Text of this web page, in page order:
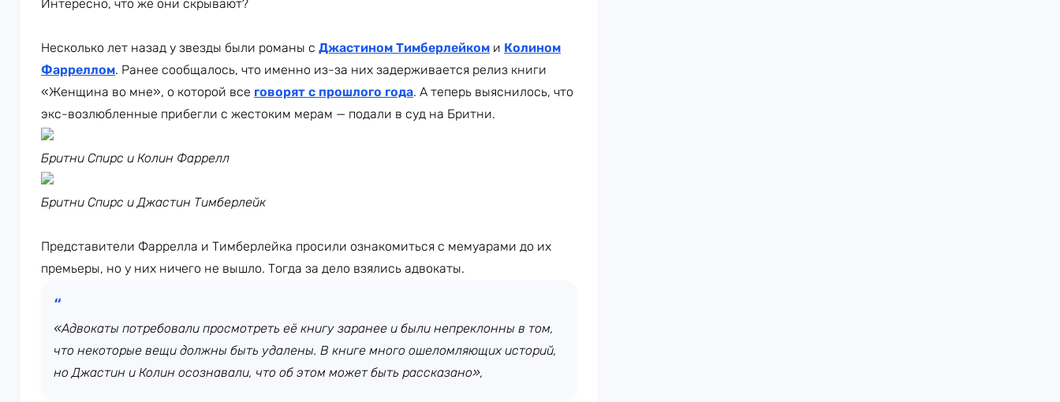
Интересно, что же они скрывают?
Несколько лет назад у звезды были романы с Джастином Тимберлейком и Колином
Фарреллом. Ранее сообщалось, что именно из-за них задерживается релиз книги
«Женщина во мне», о которой все говорят с прошлого года. А теперь выяснилось, что
экс-возлюбленные прибегли с жестоким мерам — подали в суд на Бритни.
Бритни Спирс и Колин Фаррелл
Бритни Спирс и Джастин Тимберлейк
Представители Фаррелла и Тимберлейка просили ознакомиться с мемуарами до их
премьеры, но у них ничего не вышло. Тогда за дело взялись адвокаты.
«Адвокаты потребовали просмотреть её книгу заранее и были непреклонны в том,
что некоторые вещи должны быть удалены. В книге много ошеломляющих историй,
но Джастин и Колин осознавали, что об этом может быть рассказано»,